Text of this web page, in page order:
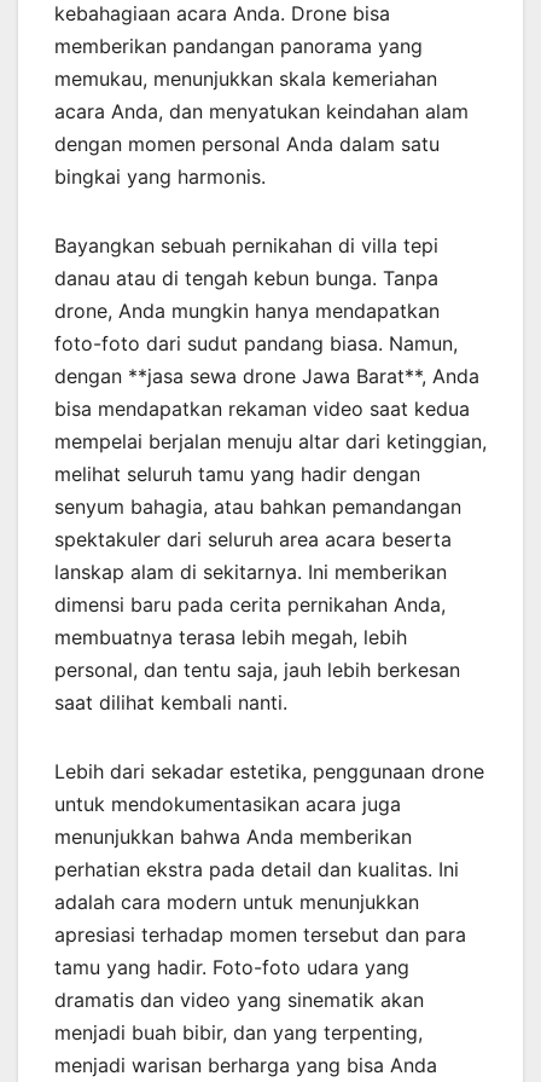
kebahagiaan acara Anda. Drone bisa
memberikan pandangan panorama yang
memukau, menunjukkan skala kemeriahan
acara Anda, dan menyatukan keindahan alam
dengan momen personal Anda dalam satu
bingkai yang harmonis.
Bayangkan sebuah pernikahan di villa tepi
danau atau di tengah kebun bunga. Tanpa
drone, Anda mungkin hanya mendapatkan
foto-foto dari sudut pandang biasa. Namun,
dengan **jasa sewa drone Jawa Barat**, Anda
bisa mendapatkan rekaman video saat kedua
mempelai berjalan menuju altar dari ketinggian,
melihat seluruh tamu yang hadir dengan
senyum bahagia, atau bahkan pemandangan
spektakuler dari seluruh area acara beserta
lanskap alam di sekitarnya. Ini memberikan
dimensi baru pada cerita pernikahan Anda,
membuatnya terasa lebih megah, lebih
personal, dan tentu saja, jauh lebih berkesan
saat dilihat kembali nanti.
Lebih dari sekadar estetika, penggunaan drone
untuk mendokumentasikan acara juga
menunjukkan bahwa Anda memberikan
perhatian ekstra pada detail dan kualitas. Ini
adalah cara modern untuk menunjukkan
apresiasi terhadap momen tersebut dan para
tamu yang hadir. Foto-foto udara yang
dramatis dan video yang sinematik akan
menjadi buah bibir, dan yang terpenting,
menjadi warisan berharga yang bisa Anda